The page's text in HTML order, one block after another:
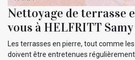
Nettoyage de terrasse
vous à HELFRITT
Les terrasses en pierre, tout comme
doivent être entretenues